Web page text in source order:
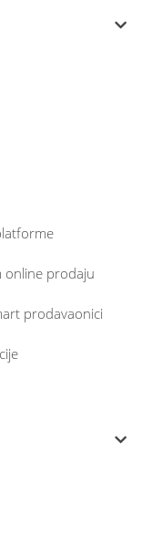
online prodaju
prodavaonici